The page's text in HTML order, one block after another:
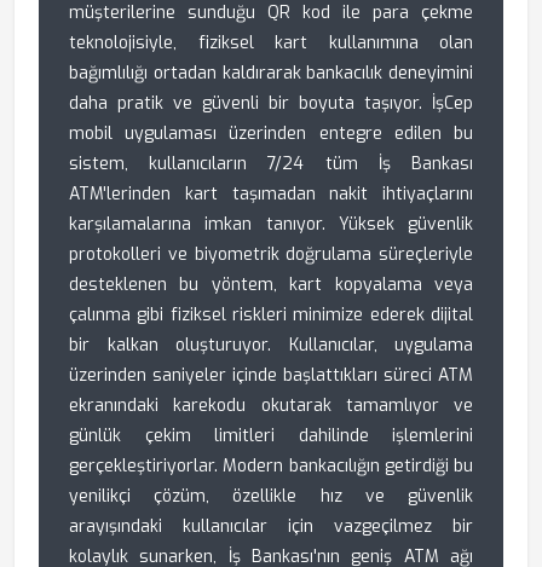
müşterilerine sunduğu QR kod ile para çekme
teknolojisiyle, fiziksel kart kullanımına olan
bağımlılığı ortadan kaldırarak bankacılık deneyimini
daha pratik ve güvenli bir boyuta taşıyor. İşCep
mobil uygulaması üzerinden entegre edilen bu
sistem, kullanıcıların 7/24 tüm İş Bankası
ATM'lerinden kart taşımadan nakit ihtiyaçlarını
karşılamalarına imkan tanıyor. Yüksek güvenlik
protokolleri ve biyometrik doğrulama süreçleriyle
desteklenen bu yöntem, kart kopyalama veya
çalınma gibi fiziksel riskleri minimize ederek dijital
bir kalkan oluşturuyor. Kullanıcılar, uygulama
üzerinden saniyeler içinde başlattıkları süreci ATM
ekranındaki karekodu okutarak tamamlıyor ve
günlük çekim limitleri dahilinde işlemlerini
gerçekleştiriyorlar. Modern bankacılığın getirdiği bu
yenilikçi çözüm, özellikle hız ve güvenlik
arayışındaki kullanıcılar için vazgeçilmez bir
kolaylık sunarken, İş Bankası'nın geniş ATM ağı